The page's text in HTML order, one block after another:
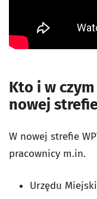
Kto i w
nowej
W nowej strefie
pracownicy m.in.
Urzędu